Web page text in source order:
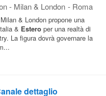
- Milan & London - Roma
& London propone una
& Estero per una realtà di
La figura dovrà governare la
dettaglio